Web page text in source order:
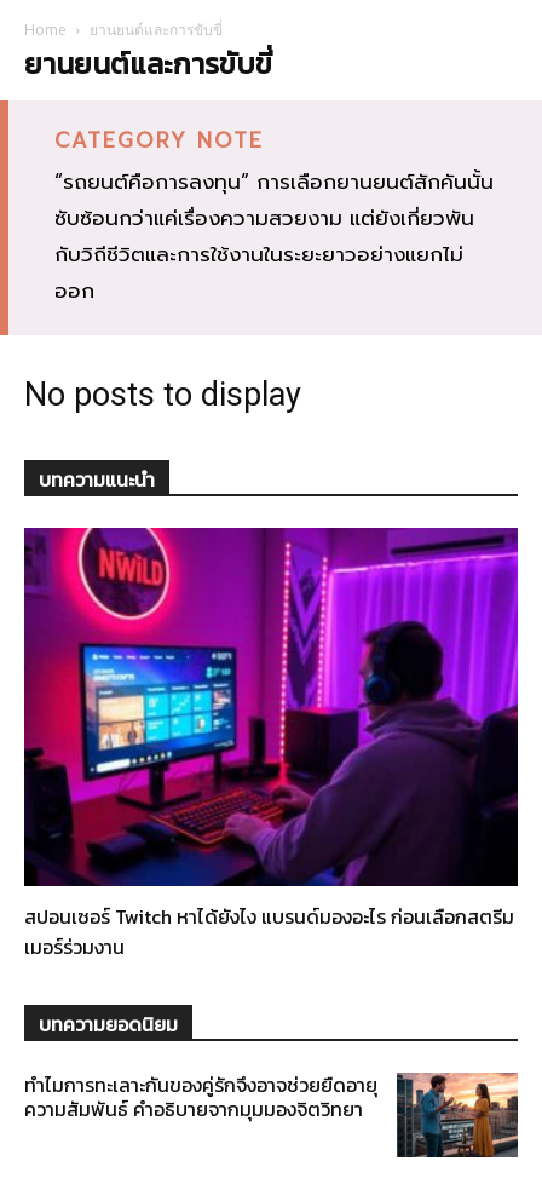
Home ยานยนต์และการขับขี่
ยานยนต์และการขับขี่
CATEGORY NOTE
“รถยนต์คือการลงทุน” การเลือกยานยนต์สักคันนั้น
ซับซ้อนกว่าแค่เรื่องความสวยงาม แต่ยังเกี่ยวพัน
กับวิถีชีวิตและการใช้งานในระยะยาวอย่างแยกไม่
ออก
No posts to display
บทความแนะนำ
สปอนเซอร์ Twitch หาได้ยังไง แบรนด์มองอะไร ก่อนเลือกสตรีม
เมอร์ร่วมงาน
บทความยอดนิยม
ทำไมการทะเลาะกันของคู่รักจึงอาจช่วยยืดอายุ
ความสัมพันธ์ คำอธิบายจากมุมมองจิตวิทยา